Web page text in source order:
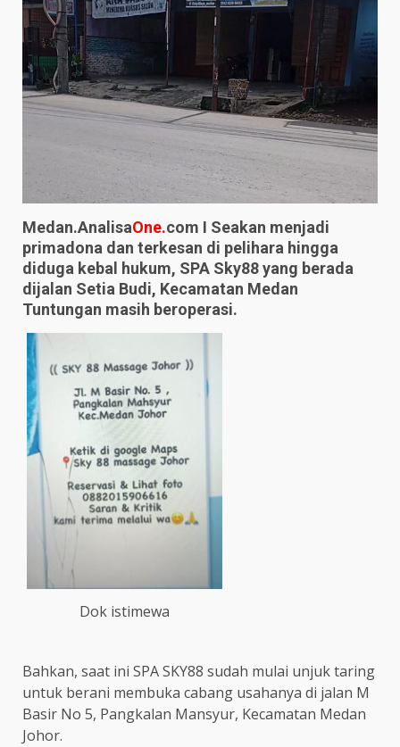
Medan.AnalisaOne.com I Seakan menjadi
primadona dan terkesan di pelihara hingga
diduga kebal hukum, SPA Sky88 yang berada
dijalan Setia Budi, Kecamatan Medan
Tuntungan masih beroperasi.
Dok istimewa
Bahkan, saat ini SPA SKY88 sudah mulai unjuk taring
untuk berani membuka cabang usahanya di jalan M
Basir No 5, Pangkalan Mansyur, Kecamatan Medan
Johor.